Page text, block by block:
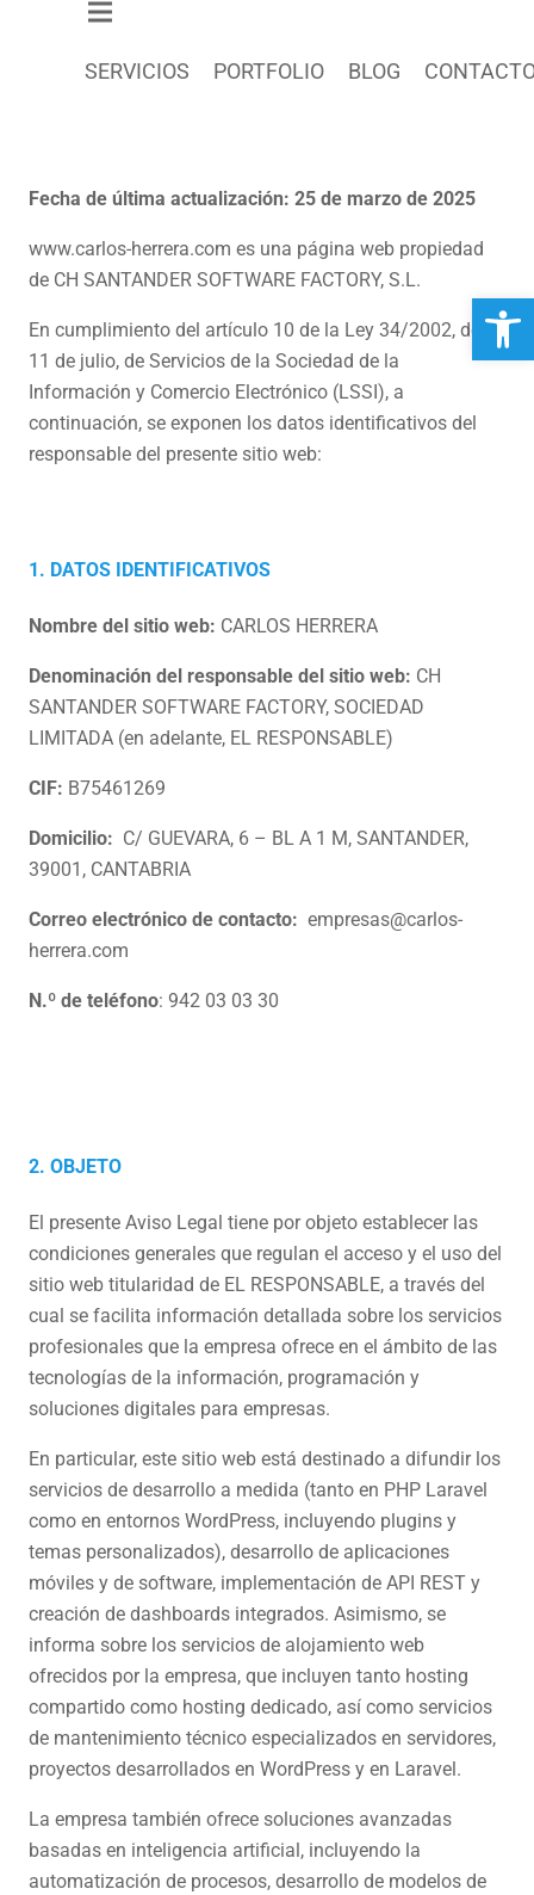
SERVICIOS PORTFOLIO BLOG
Fecha de última actualización: 25 de marzo de 2025
www.carlos-herrera.com es una página web propiedad
de CH SANTANDER SOFTWARE FACTORY, S.L.
En cumplimiento del artículo 10 de la Ley 34/2002, de
11 de julio, de Servicios de la Sociedad de la
Información y Comercio Electrónico (LSSI), a
continuación, se exponen los datos identificativos del
responsable del presente sitio web:
1. DATOS IDENTIFICATIVOS
Nombre del sitio web: CARLOS HERRERA
Denominación del responsable del sitio web: CH
SANTANDER SOFTWARE FACTORY, SOCIEDAD
LIMITADA (en adelante, EL RESPONSABLE)
CIF: B75461269
Domicilio: C/ GUEVARA, 6 – BL A 1 M, SANTANDER,
39001, CANTABRIA
Correo electrónico de contacto: empresas@carlos-
herrera.com
N.º de teléfono: 942 03 03 30
2. OBJETO
El presente Aviso Legal tiene por objeto establecer las
condiciones generales que regulan el acceso y el uso del
sitio web titularidad de EL RESPONSABLE, a través del
cual se facilita información detallada sobre los servicios
profesionales que la empresa ofrece en el ámbito de las
tecnologías de la información, programación y
soluciones digitales para empresas.
En particular, este sitio web está destinado a difundir los
servicios de desarrollo a medida (tanto en PHP Laravel
como en entornos WordPress, incluyendo plugins y
temas personalizados), desarrollo de aplicaciones
móviles y de software, implementación de API REST y
creación de dashboards integrados. Asimismo, se
informa sobre los servicios de alojamiento web
ofrecidos por la empresa, que incluyen tanto hosting
compartido como hosting dedicado, así como servicios
de mantenimiento técnico especializados en servidores,
proyectos desarrollados en WordPress y en Laravel.
La empresa también ofrece soluciones avanzadas
basadas en inteligencia artificial, incluyendo la
automatización de procesos, desarrollo de modelos de